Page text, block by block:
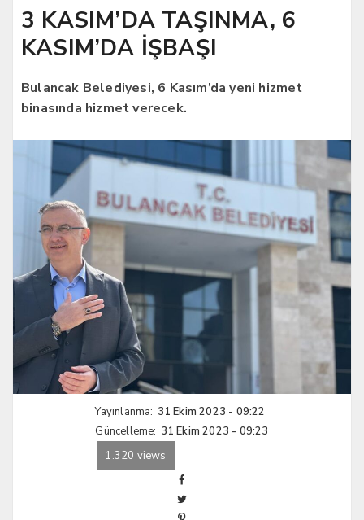
3 KASIM’DA TAŞINMA, 6
KASIM’DA İŞBAŞI
Bulancak Belediyesi, 6 Kasım’da yeni hizmet
binasında hizmet verecek.
Yayınlanma: 31 Ekim 2023 - 09:22
Güncelleme: 31 Ekim 2023 - 09:23
1.320 views